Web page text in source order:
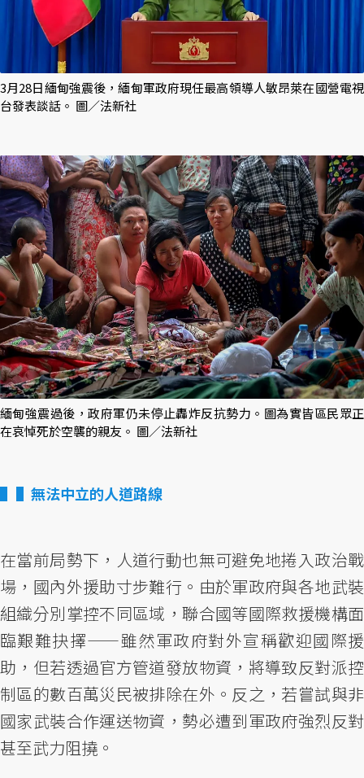
3月28日緬甸強震後，緬甸軍政府現任最高領導人敏昂萊在國營電視
台發表談話。 圖／法新社
緬甸強震過後，政府軍仍未停止轟炸反抗勢力。圖為實皆區民眾正
在哀悼死於空襲的親友。 圖／法新社
▌無法中立的人道路線
在當前局勢下，人道行動也無可避免地捲入政治戰
場，國內外援助寸步難行。由於軍政府與各地武裝
組織分別掌控不同區域，聯合國等國際救援機構面
臨艱難抉擇——雖然軍政府對外宣稱歡迎國際援
助，但若透過官方管道發放物資，將導致反對派控
制區的數百萬災民被排除在外。反之，若嘗試與非
國家武裝合作運送物資，勢必遭到軍政府強烈反對
甚至武力阻撓。